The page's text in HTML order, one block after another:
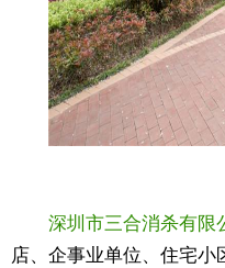
深圳市三合消杀有限
店、企事业单位、住宅小